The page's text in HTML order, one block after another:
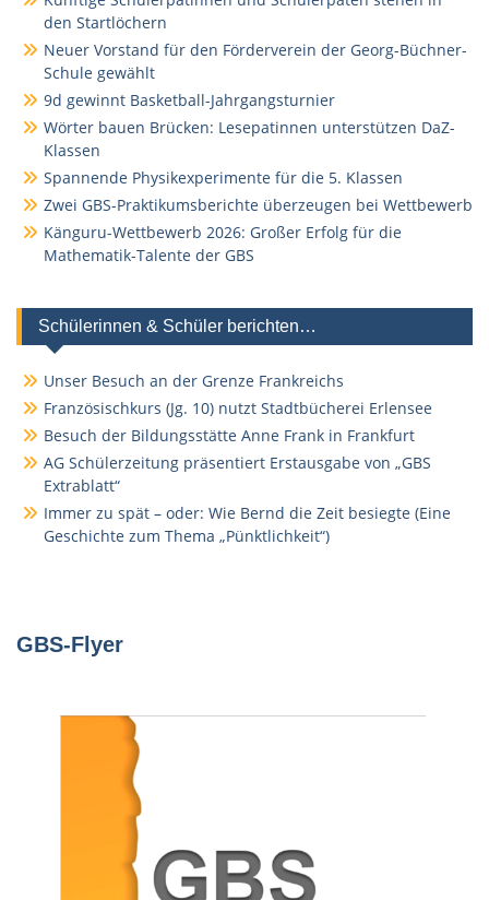
den Startlöchern
Neuer Vorstand für den Förderverein der Georg-Büchner-
Schule gewählt
9d gewinnt Basketball-Jahrgangsturnier
Wörter bauen Brücken: Lesepatinnen unterstützen DaZ-
Klassen
Spannende Physikexperimente für die 5. Klassen
Zwei GBS-Praktikumsberichte überzeugen bei Wettbewerb
Känguru-Wettbewerb 2026: Großer Erfolg für die
Mathematik-Talente der GBS
Schülerinnen & Schüler berichten…
Unser Besuch an der Grenze Frankreichs
Französischkurs (Jg. 10) nutzt Stadtbücherei Erlensee
Besuch der Bildungsstätte Anne Frank in Frankfurt
AG Schülerzeitung präsentiert Erstausgabe von „GBS
Extrablatt“
Immer zu spät – oder: Wie Bernd die Zeit besiegte (Eine
Geschichte zum Thema „Pünktlichkeit“)
GBS-Flyer